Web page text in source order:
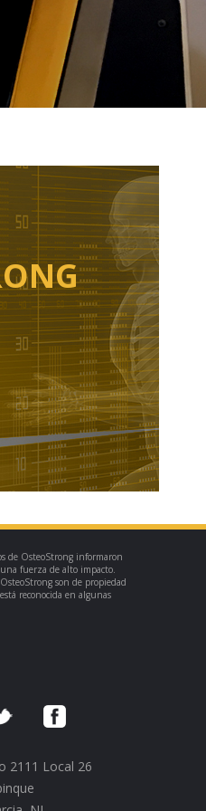
de OsteoStrong informaron
fuerza de alto impacto.
son de propiedad
reconocida en algunas
2111 Local 26